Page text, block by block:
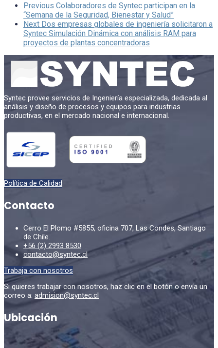
Previous Colaboradores de Syntec participan en la
“Semana de la Seguridad, Bienestar y Salud”
Next Dos empresas globales de ingeniería solicitaron a
Syntec Simulación Dinámica con análisis RAM para
proyectos de plantas concentradoras
Syntec provee servicios de Ingeniería especializada, dedicada al
análisis y diseño de procesos y equipos para industrias
productivas, en el mercado nacional e internacional.
Política de Calidad
Contacto
Cerro El Plomo #5855, oficina 707, Las Condes, Santiago
de Chile.
+56 (2) 2993 8530
contacto@syntec.cl
Trabaja con nosotros
Si quieres trabajar con nosotros, haz clic en el botón o envía un
correo a: admision@syntec.cl
Ubicación